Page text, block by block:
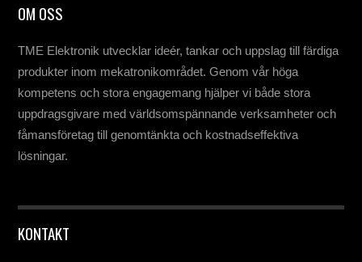
OM OSS
TME Elektronik utvecklar ideér, tankar och uppslag till färdiga
produkter inom mekatronikområdet. Genom vår höga
kompetens och stora engagemang hjälper vi både stora
uppdragsgivare med världsomspännande verksamheter och
fåmansföretag till genomtänkta och kostnadseffektiva
lösningar.
KONTAKT